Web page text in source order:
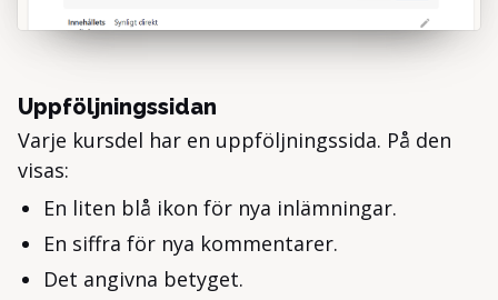
Uppföljningssidan
Varje kursdel har en uppföljningssida. På den
visas:
En liten blå ikon för nya inlämningar.
En siffra för nya kommentarer.
Det angivna betyget.